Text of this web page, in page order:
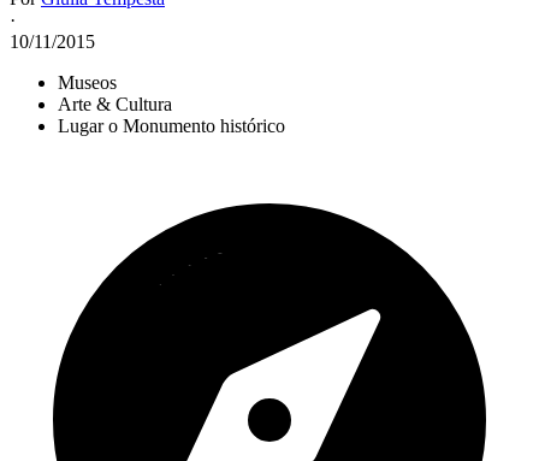
·
10/11/2015
Museos
Arte & Cultura
Lugar o Monumento histórico